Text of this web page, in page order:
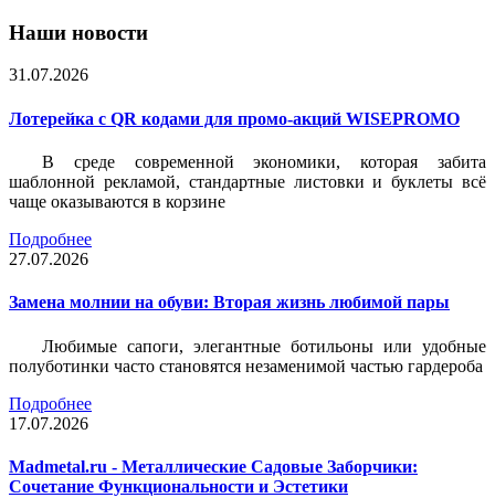
Наши новости
31.07.2026
Лотерейка c QR кодами для промо-акций WISEPROMO
В среде современной экономики, которая забита
шаблонной рекламой, стандартные листовки и буклеты всё
чаще оказываются в корзине
Подробнее
27.07.2026
Замена молнии на обуви: Вторая жизнь любимой пары
Любимые сапоги, элегантные ботильоны или удобные
полуботинки часто становятся незаменимой частью гардероба
Подробнее
17.07.2026
Madmetal.ru - Металлические Садовые Заборчики:
Сочетание Функциональности и Эстетики